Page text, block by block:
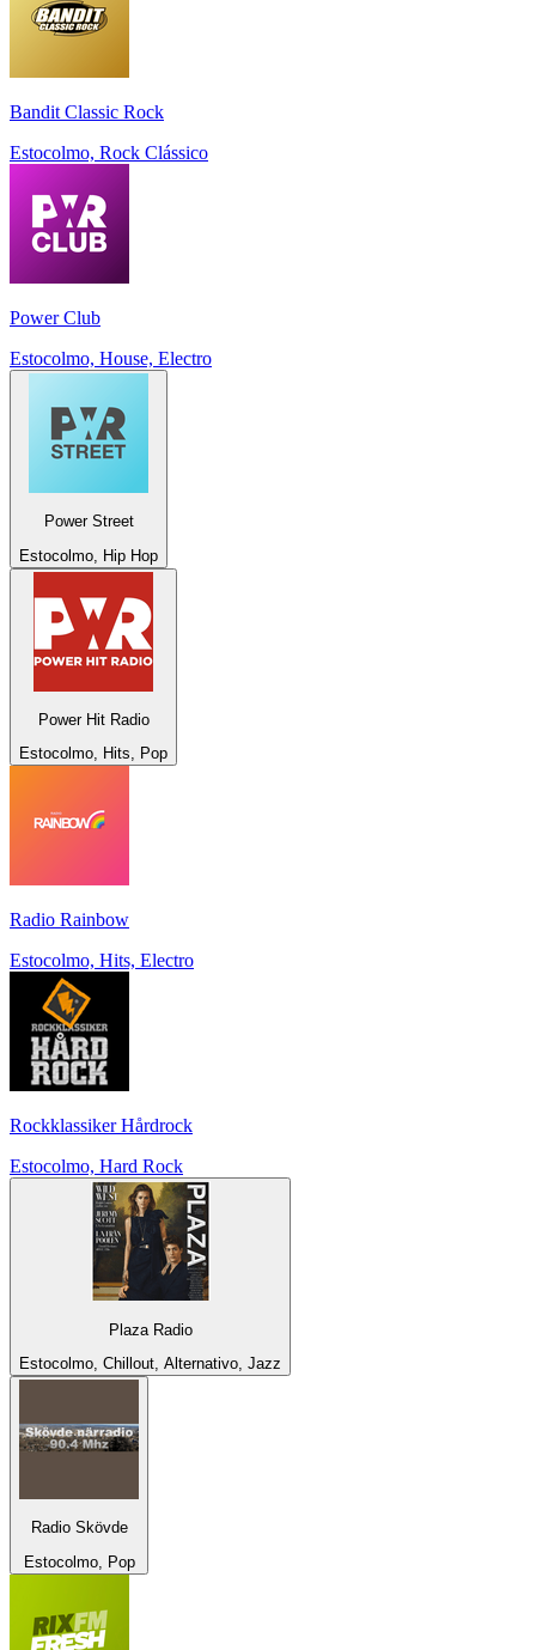
Bandit Classic Rock
Estocolmo, Rock Clássico
Power Club
Estocolmo, House, Electro
Power Street
Estocolmo, Hip Hop
Power Hit Radio
Estocolmo, Hits, Pop
Radio Rainbow
Estocolmo, Hits, Electro
Rockklassiker Hårdrock
Estocolmo, Hard Rock
Plaza Radio
Estocolmo, Chillout, Alternativo, Jazz
Radio Skövde
Estocolmo, Pop